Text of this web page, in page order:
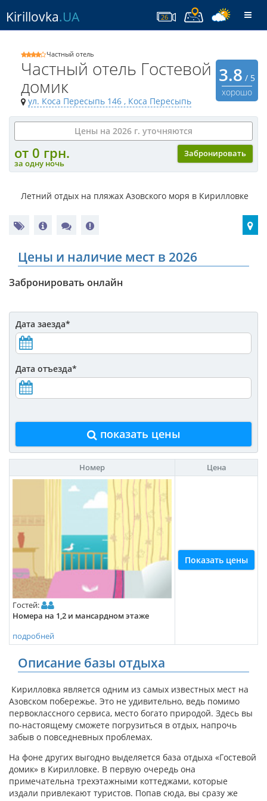
Kirillovka.UA 26
3.8 / 5
хорошо
Частный отель
Частный отель Гостевой
домик
ул. Коса Пересыпь 146 , Коса Пересыпь
Цены на 2026 г. уточняются
Забронировать
от 0 грн.
за одну ночь
Летний отдых на пляжах Азовского моря в Кирилловке
Цены и наличие мест в 2026
Забронировать онлайн
Дата заезда*
Дата отъезда*
показать цены
Номер Цена
Гостей:
Номера на 1,2 и мансардном этаже
подробней
Показать цены
Описание базы отдыха
Кирилловка является одним из самых известных мест на
Азовском побережье. Это не удивительно, ведь помимо
первоклассного сервиса, место богато природой. Здесь вы
по-настоящему сможете погрузиться в отдых, напрочь
забыв о повседневных проблемах.
На фоне других выгодно выделяется база отдыха «Гостевой
домик» в Кирилловке. В первую очередь она
примечательна трехэтажными коттеджами, которые
издали привлекают туристов. Попав сюда, вы сразу же